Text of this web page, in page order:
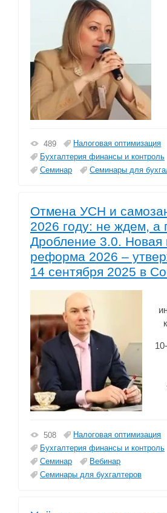
489 Налоговая оптимизация
Бухгалтерия финансы и контроль
Семинар
Семинары для
Отмена УСН и
2026 году: не ждем, а
Дробление 3.0. Новая
реформа 2026 –
14 сентября 2025 в
508 Налоговая оптимизация
Бухгалтерия финансы и контроль
Семинар
Вебинар
Семинары для бухгалтеров